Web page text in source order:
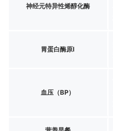
神经元特异性烯醇化酶
胃蛋白酶原Ⅰ
血压（BP）